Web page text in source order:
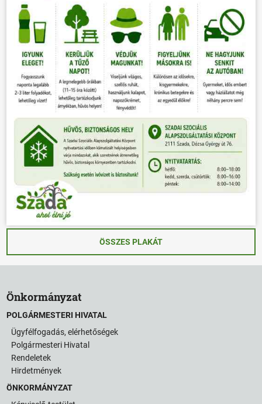
ÖSSZES PLAKÁT
Önkormányzat
POLGÁRMESTERI HIVATAL
Ügyfélfogadás, elérhetőségek
Polgármesteri Hivatal
Rendeletek
Hirdetmények
ÖNKORMÁNYZAT